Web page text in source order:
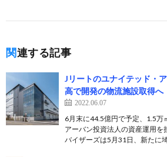
関連する記事
Jリートのユナイテッド・
高で開発の物流施設取得へ
2022.06.07
6月末に44.5億円で予定、1.5万
アーバン投資法人の資産運用を
バイザーズは5月31日、新たに